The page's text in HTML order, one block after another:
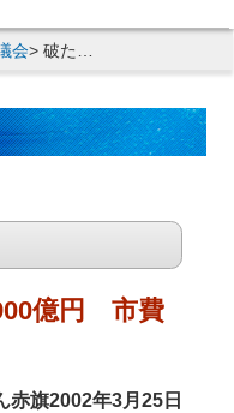
会> 破たん人工島救済へ900億円 市費投入やめよ
億円 市費
赤旗2002年3月25日